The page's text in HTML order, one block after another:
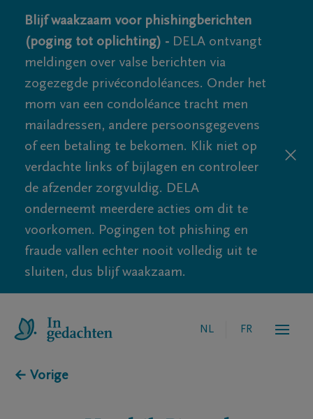
Blijf waakzaam voor phishingberichten
(poging tot oplichting) - DELA ontvangt
meldingen over valse berichten via
zogezegde privécondoléances. Onder het
mom van een condoléance tracht men
mailadressen, andere persoonsgegevens
of een betaling te bekomen. Klik niet op
verdachte links of bijlagen en controleer
de afzender zorgvuldig. DELA
onderneemt meerdere acties om dit te
voorkomen. Pogingen tot phishing en
fraude vallen echter nooit volledig uit te
sluiten, dus blijf waakzaam.
NL FR
← Vorige